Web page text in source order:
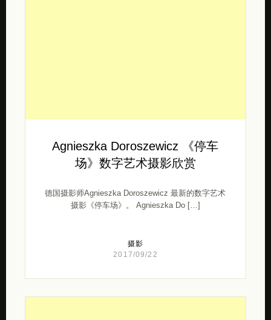
Agnieszka Doroszewicz 《停车
场》数字艺术摄影欣赏
德国摄影师Agnieszka Doroszewicz 最新的数字艺术
摄影《停车场》。 Agnieszka Do […]
摄影
2017/09/22